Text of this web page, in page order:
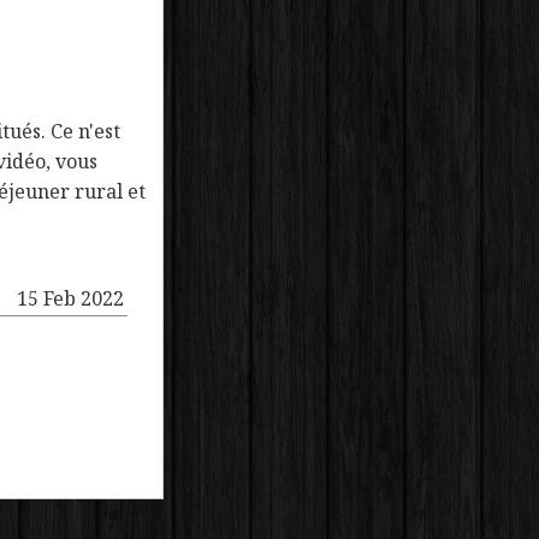
Ce n'est
vous
rural et
15 Feb 2022